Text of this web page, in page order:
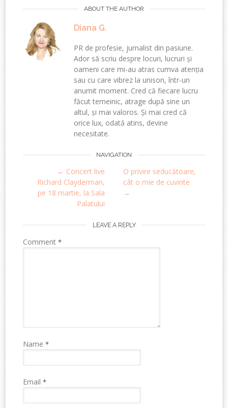
ABOUT THE AUTHOR
Diana G.
PR de profesie, jurnalist din pasiune.
Ador să scriu despre locuri, lucruri și
oameni care mi-au atras cumva atenția
sau cu care vibrez la unison, într-un
anumit moment. Cred că fiecare lucru
făcut temeinic, atrage după sine un
altul, și mai valoros. Și mai cred că
orice lux, odată atins, devine
necesitate.
navigation
NAVIGATION
← Concert live
Richard Clayderman,
pe 18 martie, la Sala
Palatului
O privire seducătoare,
cât o mie de cuvinte
→
LEAVE A REPLY
Comment*
Name*
Email*